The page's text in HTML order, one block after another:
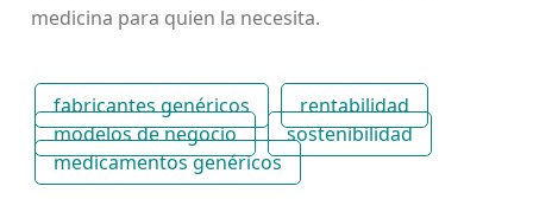
medicina para quien la necesita.
fabricantes genéricos
rentabilidad
modelos de negocio
sostenibilidad
medicamentos genéricos